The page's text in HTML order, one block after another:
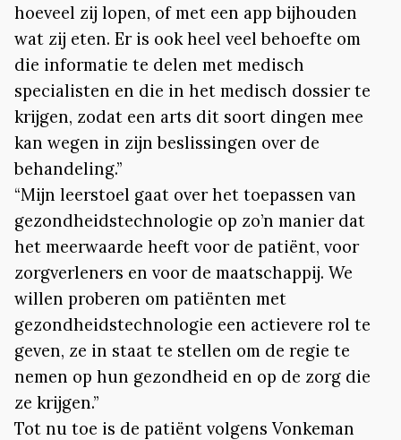
hoeveel zij lopen, of met een app bijhouden
wat zij eten. Er is ook heel veel behoefte om
die informatie te delen met medisch
specialisten en die in het medisch dossier te
krijgen, zodat een arts dit soort dingen mee
kan wegen in zijn beslissingen over de
behandeling.”
“Mijn leerstoel gaat over het toepassen van
gezondheidstechnologie op zo’n manier dat
het meerwaarde heeft voor de patiënt, voor
zorgverleners en voor de maatschappij. We
willen proberen om patiënten met
gezondheidstechnologie een actievere rol te
geven, ze in staat te stellen om de regie te
nemen op hun gezondheid en op de zorg die
ze krijgen.”
Tot nu toe is de patiënt volgens Vonkeman